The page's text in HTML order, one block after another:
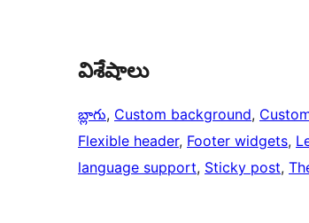
విశేషాలు
బ్లాగు, Custom background,
Flexible header, Footer widgets,
language support, Sticky post,